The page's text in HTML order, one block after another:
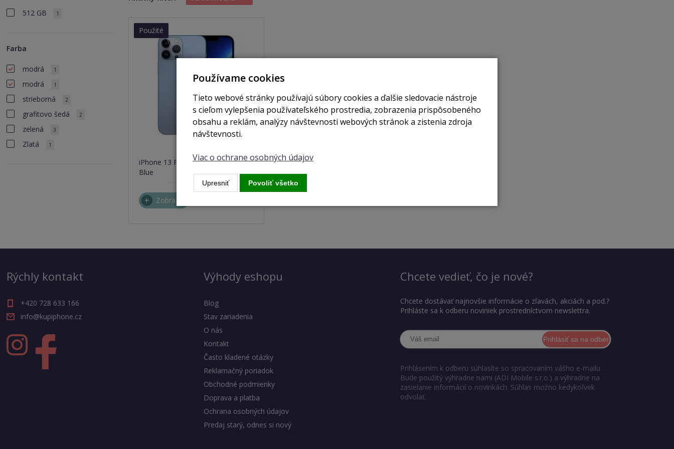
512 GB 1
Farba
modrá 1
modrá 1
strieborná 2
grafitovo šedá 2
zelená 3
Zlatá 1
Použité
iPhone 13 Pro Max 512GB Sierra
Blue
Zobraziť
Rýchly kontakt
+420 728 633 166
info@kupiphone.cz
Výhody eshopu
Blog
Stav zariadenia
O nás
Kontakt
Často kladené otázky
Reklamačný poriadok
Obchodné podmienky
Doprava a platba
Ochrana osobných údajov
Predaj starý, odnes si nový
Chcete vedieť, čo je nové?
Chcete dostávať najnovšie informácie o zľavách, akciách a pod.?
Prihláste sa k odberu noviniek prostredníctvom newslettra.
Prihlásiť sa na odber
Prihlásením k odberu súhlasíte so spracovaním vášho e-mailu.
Bude použitý výhradne nami (ADI Mobile s.r.o.) a výhradne na
zasielanie informácií o novinkách. Súhlas možno kedykoľvek
odvolať.
Používame cookies
Tieto webové stránky používajú súbory cookies a ďalšie sledovacie nástroje
s cieľom vylepšenia používateľského prostredia, zobrazenia prispôsobeného
obsahu a reklám, analýzy návštevnosti webových stránok a zistenia zdroja
návštevnosti.
Viac o ochrane osobných údajov
Upresniť Povoliť všetko